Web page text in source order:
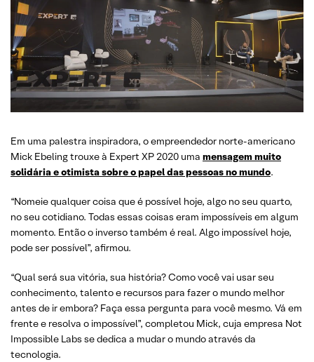
Em uma palestra inspiradora, o empreendedor norte-americano
Mick Ebeling trouxe à Expert XP 2020 uma mensagem muito
solidária e otimista sobre o papel das pessoas no mundo.
“Nomeie qualquer coisa que é possível hoje, algo no seu quarto,
no seu cotidiano. Todas essas coisas eram impossíveis em algum
momento. Então o inverso também é real. Algo impossível hoje,
pode ser possível”, afirmou.
“Qual será sua vitória, sua história? Como você vai usar seu
conhecimento, talento e recursos para fazer o mundo melhor
antes de ir embora? Faça essa pergunta para você mesmo. Vá em
frente e resolva o impossível”, completou Mick, cuja empresa Not
Impossible Labs se dedica a mudar o mundo através da
tecnologia.